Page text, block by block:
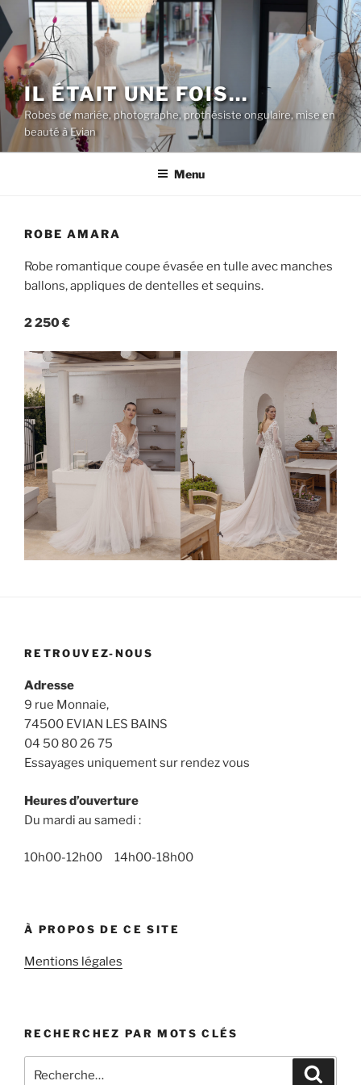
Aller
au
contenu
principal
IL ÉTAIT UNE FOIS…
Robes de mariée, photographe, prothésiste ongulaire, mise en
beauté à Evian
Menu
ROBE AMARA
Robe romantique coupe évasée en tulle avec manches
ballons, appliques de dentelles et sequins.
2 250 €
RETROUVEZ-NOUS
Adresse
9 rue Monnaie,
74500 EVIAN LES BAINS
04 50 80 26 75
Essayages uniquement sur rendez vous
Heures d’ouverture
Du mardi au samedi :
10h00-12h00 14h00-18h00
À PROPOS DE CE SITE
Mentions légales
RECHERCHEZ PAR MOTS CLÉS